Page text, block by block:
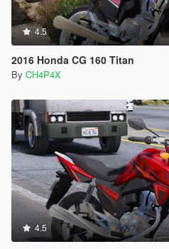
4.5
2016 Honda CG 160 Titan
By CH4P4X
4.5